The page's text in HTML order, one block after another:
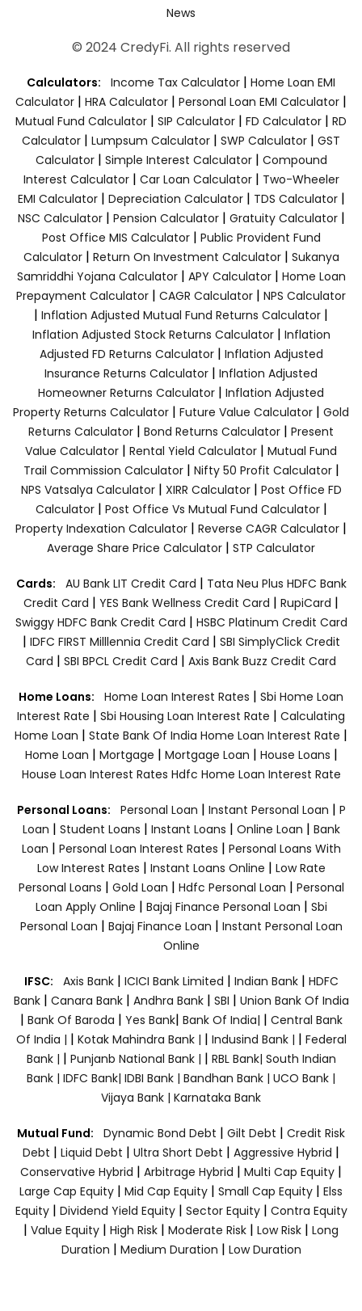
News
© 2024 CredyFi. All rights reserved
Calculators: Income Tax Calculator | Home Loan EMI
Calculator | HRA Calculator | Personal Loan EMI Calculator |
Mutual Fund Calculator | SIP Calculator | FD Calculator | RD
Calculator | Lumpsum Calculator | SWP Calculator | GST
Calculator| Simple Interest Calculator| Compound
Interest Calculator| Car Loan Calculator| Two-Wheeler
EMI Calculator| Depreciation Calculator| TDS Calculator|
NSC Calculator| Pension Calculator| Gratuity Calculator|
Post Office MIS Calculator| Public Provident Fund
Calculator| Return On Investment Calculator| Sukanya
Samriddhi Yojana Calculator| APY Calculator| Home Loan
Prepayment Calculator | CAGR Calculator | NPS Calculator
| Inflation Adjusted Mutual Fund Returns Calculator |
Inflation Adjusted Stock Returns Calculator| Inflation
Adjusted FD Returns Calculator| Inflation Adjusted
Insurance Returns Calculator | Inflation Adjusted
Homeowner Returns Calculator | Inflation Adjusted
Property Returns Calculator | Future Value Calculator | Gold
Returns Calculator | Bond Returns Calculator | Present
Value Calculator | Rental Yield Calculator | Mutual Fund
Trail Commission Calculator| Nifty 50 Profit Calculator|
NPS Vatsalya Calculator| XIRR Calculator| Post Office FD
Calculator| Post Office Vs Mutual Fund Calculator|
Property Indexation Calculator | Reverse CAGR Calculator |
Average Share Price Calculator | STP Calculator
Cards: AU Bank LIT Credit Card | Tata Neu Plus HDFC Bank
Credit Card | YES Bank Wellness Credit Card | RupiCard |
Swiggy HDFC Bank Credit Card | HSBC Platinum Credit Card
| IDFC FIRST Milllennia Credit Card | SBI SimplyClick Credit
Card | SBI BPCL Credit Card | Axis Bank Buzz Credit Card
Home Loans: Home Loan Interest Rates | Sbi Home Loan
Interest Rate | Sbi Housing Loan Interest Rate | Calculating
Home Loan | State Bank Of India Home Loan Interest Rate |
Home Loan | Mortgage | Mortgage Loan | House Loans |
House Loan Interest Rates Hdfc Home Loan Interest Rate
Personal Loans: Personal Loan | Instant Personal Loan | P
Loan | Student Loans | Instant Loans | Online Loan | Bank
Loan | Personal Loan Interest Rates | Personal Loans With
Low Interest Rates | Instant Loans Online | Low Rate
Personal Loans | Gold Loan | Hdfc Personal Loan | Personal
Loan Apply Online | Bajaj Finance Personal Loan | Sbi
Personal Loan | Bajaj Finance Loan | Instant Personal Loan
Online
IFSC: Axis Bank | ICICI Bank Limited | Indian Bank | HDFC
Bank| Canara Bank | Andhra Bank| SBI | Union Bank Of India
| Bank Of Baroda | Yes Bank| Bank Of India| | Central Bank
Of India | | Kotak Mahindra Bank | | Indusind Bank | | Federal
Bank | | Punjanb National Bank | | RBL Bank| South Indian
Bank | IDFC Bank| IDBI Bank | Bandhan Bank | UCO Bank |
Vijaya Bank | Karnataka Bank
Mutual Fund: Dynamic Bond Debt | Gilt Debt | Credit Risk
Debt | Liquid Debt | Ultra Short Debt | Aggressive Hybrid |
Conservative Hybrid | Arbitrage Hybrid | Multi Cap Equity |
Large Cap Equity | Mid Cap Equity | Small Cap Equity | Elss
Equity| Dividend Yield Equity| Sector Equity | Contra Equity
| Value Equity | High Risk | Moderate Risk | Low Risk | Long
Duration | Medium Duration | Low Duration